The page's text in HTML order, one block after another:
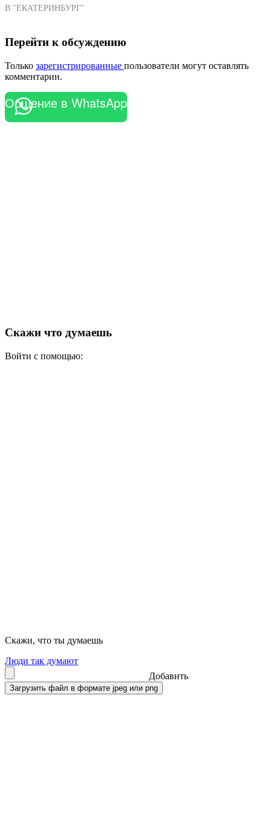
В "ЕКАТЕРИНБУРГ"
Перейти к обсуждению
Только зарегистрированные пользователи могут оставлять
комментарии.
Общение в WhatsApp
Скажи что думаешь
Войти с помощью:
Скажи, что ты думаешь
Люди так думают
Добавить